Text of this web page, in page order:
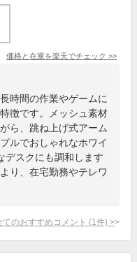
価格と在庫を楽天でチェック >>
時間の作業やゲームに
徴です。メッシュ素材
ら、跳ね上げ式アーム
ルでおしゃれなホワイ
デスクにも調和します
り、在宅勤務やテレワ
てのおすすめコメント (1 件) >